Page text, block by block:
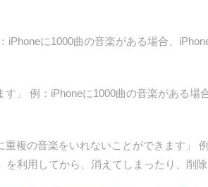
に1000曲の音楽がある場合、
」 例：iPhoneに1000曲の音楽がある場
複の音楽をいれないことができます」
用してから、消えてしまったり、削除